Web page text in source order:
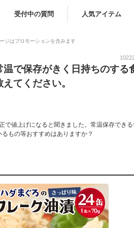
受付中の質問 人気アイテム
ジはプロモーションを含みます
で保存がきく日持ちのする
てください。
値上げになると聞きました。常温保存でき
もの等おすすめはありますか？